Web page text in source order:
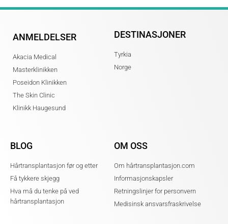
ANMELDELSER
Akacia Medical
Masterklinikken
Poseidon Klinikken
The Skin Clinic
Klinikk Haugesund
DESTINASJONER
Tyrkia
Norge
BLOG
Hårtransplantasjon før og etter
Få tykkere skjegg
Hva må du tenke på ved
hårtransplantasjon
OM OSS
Om hårtransplantasjon.com
Informasjonskapsler
Retningslinjer for personvern
Medisinsk ansvarsfraskrivelse